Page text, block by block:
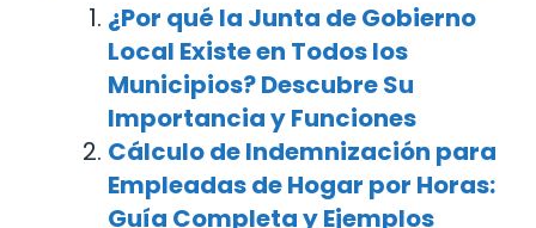
¿Por qué la Junta de Gobierno
Local Existe en Todos los
Municipios? Descubre Su
Importancia y Funciones
Cálculo de Indemnización para
Empleadas de Hogar por Horas:
Guía Completa y Ejemplos